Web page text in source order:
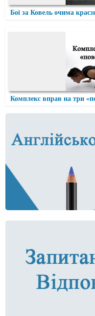
Бої за Ковель очима
Комплекс вправ на три